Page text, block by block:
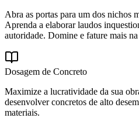
Abra as portas para um dos nichos
Aprenda a elaborar laudos
autoridade. Domine e fature mais
Dosagem de Concreto
Maximize a lucratividade da sua
desenvolver concretos de alto
materiais.